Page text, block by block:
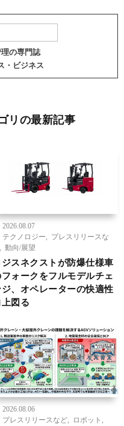
の専門誌
・ビジネス
リの最新記事
2026.08.07
テクノロジー
プレスリリースな
動向/展望
ジスネクストが防爆仕様車
ォークをフルモデルチェ
ジ、オペレーターの快適性
上図る
2026.08.06
プレスリリースなど
ロボット